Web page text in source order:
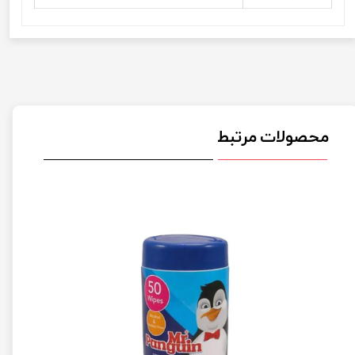
محصولات مرتبط